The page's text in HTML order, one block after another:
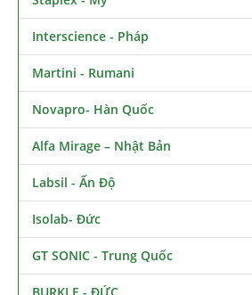
Interscience - Pháp
Martini - Rumani
Novapro- Hàn Quốc
Alfa Mirage – Nhật Bản
Labsil - Ấn Độ
Isolab- Đức
GT SONIC - Trung Quốc